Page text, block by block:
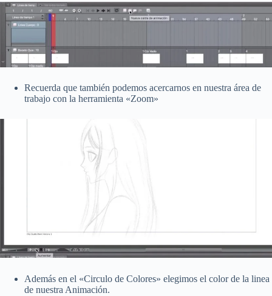
Recuerda que también podemos acercarnos en nuestra área de
trabajo con la herramienta «Zoom»
Además en el «Circulo de Colores» elegimos el color de la linea
de nuestra Animación.